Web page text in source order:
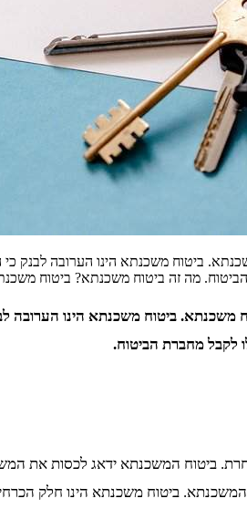
ביטוח משכנתא הינו הערובה
מה זה ביטוח משכנתא? ביטוח
משכנתא. ביטוח משכנתא הינו
לקבל מחברת הביטוח.
ביטוח המשכנתא ידאג לכסות את
ביטוח משכנתא הינו חלק